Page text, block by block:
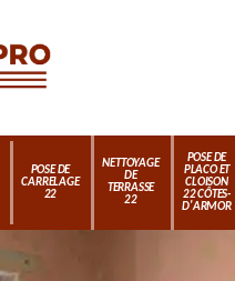
POSE DE
CARRELAGE
22
NETTOYAGE
DE
TERRASSE
22
POSE DE
PLACO ET
CLOISON
22 CÔTES-
D'ARMOR